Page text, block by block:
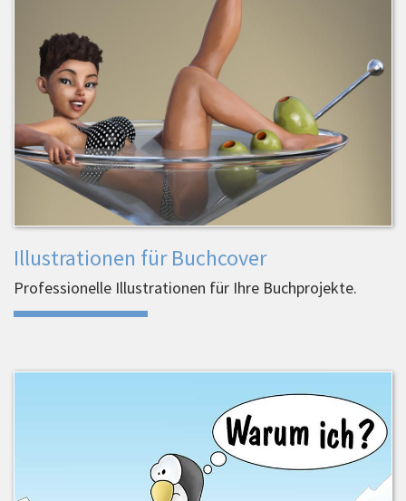
Illustrationen für Buchcover
Professionelle Illustrationen für Ihre Buchprojekte.